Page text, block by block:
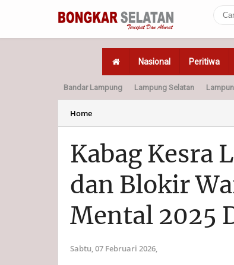
Nasional Peritiwa
Home Politik
Bandar Lampung Lampung Selatan
Home
Kabag Kesra
dan Blokir
Mental 2025
Sabtu, 07 Februari 2026,